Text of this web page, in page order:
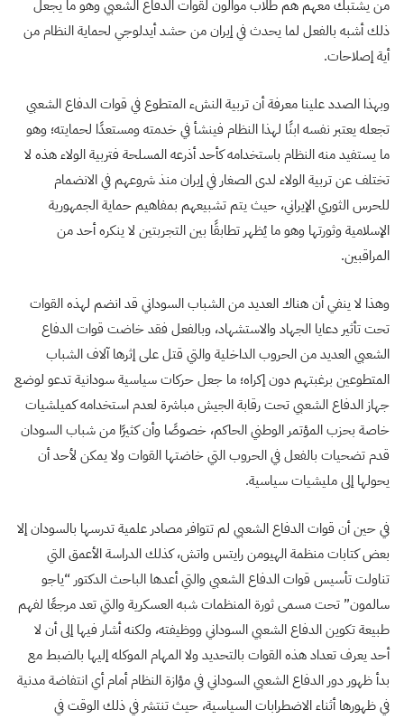
من يشتبك معهم هم طلاب موالون لقوات الدفاع الشعبي وهو ما يجعل
ذلك أشبه بالفعل لما يحدث في إيران من حشد أيدلوجي لحماية النظام من
أية إصلاحات.
وبهذا الصدد علينا معرفة أن تربية النشء المتطوع في قوات الدفاع الشعبي
تجعله يعتبر نفسه ابنًا لهذا النظام فينشأ في خدمته ومستعدًا لحمايته؛ وهو
ما يستفيد منه النظام باستخدامه كأحد أذرعه المسلحة فتربية الولاء هذه لا
تختلف عن تربية الولاء لدى الصغار في إيران منذ شروعهم في الانضمام
للحرس الثوري الإيراني، حيث يتم تشبيعهم بمفاهيم حماية الجمهورية
الإسلامية وثورتها وهو ما يُظهر تطابقًا بين التجربتين لا ينكره أحد من
المراقبين.
وهذا لا ينفي أن هناك العديد من الشباب السوداني قد انضم لهذه القوات
تحت تأثير دعايا الجهاد والاستشهاد، وبالفعل فقد خاضت قوات الدفاع
الشعبي العديد من الحروب الداخلية والتي قتل على إثرها آلاف الشباب
المتطوعين برغبتهم دون إكراه؛ ما جعل حركات سياسية سودانية تدعو لوضع
جهاز الدفاع الشعبي تحت رقابة الجيش مباشرة لعدم استخدامه كميلشيات
خاصة بحزب المؤتمر الوطني الحاكم، خصوصًا وأن كثيرًا من شباب السودان
قدم تضحيات بالفعل في الحروب التي خاضتها القوات ولا يمكن لأحد أن
يحولها إلى مليشيات سياسية.
في حين أن قوات الدفاع الشعبي لم تتوافر مصادر علمية تدرسها بالسودان إلا
بعض كتابات منظمة الهيومن رايتس واتش، كذلك الدراسة الأعمق التي
تناولت تأسيس قوات الدفاع الشعبي والتي أعدها الباحث الدكتور “ياجو
سالمون” تحت مسمى ثورة المنظمات شبه العسكرية والتي تعد مرجعًا لفهم
طبيعة تكوين الدفاع الشعبي السوداني ووظيفته، ولكنه أشار فيها إلى أن لا
أحد يعرف تعداد هذه القوات بالتحديد ولا المهام الموكله إليها بالضبط مع
بدأ ظهور دور الدفاع الشعبي السوداني في مؤازة النظام أمام أي انتفاضة مدنية
في ظهورها أثناء الاضطرابات السياسية، حيث تنتشر في ذلك الوقت في